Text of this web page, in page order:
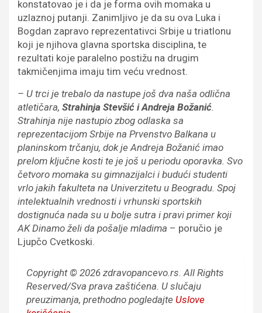
konstatovao je i da je forma ovih momaka u
uzlaznoj putanji. Zanimljivo je da su ova Luka i
Bogdan zapravo reprezentativci Srbije u triatlonu
koji je njihova glavna sportska disciplina, te
rezultati koje paralelno postižu na drugim
takmičenjima imaju tim veću vrednost.
– U trci je trebalo da nastupe još dva naša odlična
atletičara, Strahinja Stevšić i Andreja Božanić.
Strahinja nije nastupio zbog odlaska sa
reprezentacijom Srbije na Prvenstvo Balkana u
planinskom trčanju, dok je Andreja Božanić imao
prelom ključne kosti te je još u periodu oporavka. Svo
četvoro momaka su gimnazijalci i budući studenti
vrlo jakih fakulteta na Univerzitetu u Beogradu. Spoj
intelektualnih vrednosti i vrhunski sportskih
dostignuća nada su u bolje sutra i pravi primer koji
AK Dinamo želi da pošalje mladima – poručio je
Ljupčo Cvetkoski.
Copyright © 2026 zdravopancevo.rs. All Rights
Reserved/Sva prava zaštićena. U slučaju
preuzimanja, prethodno pogledajte Uslove